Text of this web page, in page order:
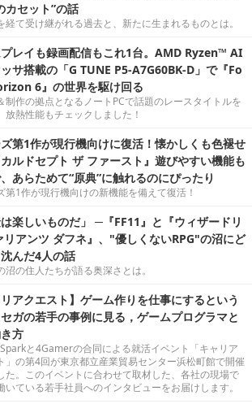
カセット”の話
経て受け継がれる過去と、新たに生まれるものとは。
レイも録画配信もこれ1台。AMD Ryzen™ AI
サ搭載の「G TUNE P5-A7G60BK-D」で『Fo
6』の世界を駆け回る
制作の拠点となるノートPCで話題のレースタイトルを
放熱性能もチェックしました！
第1作が現行機向けに復活！懐かしくも色褪せ
ルドセプト ザ ファースト』遊びやすい機能も
あらためて“原典”に触れるのにぴったり
第1作が現行機向けの新機能を備えて復活！
は楽しいものだ」 ─『FF11』と『ウィザードリ
リアンツ ダフネ』、"優しくないRPG"の沼にど
んだ4人の話
沼の住人たちが語る奥深さとは。
リアクエスト】ゲーム作りを仕事にするという
ガの若手の事例に見る，ゲームプログラマと
方
と4Gamerの合同による就活イベント「キャリア
」の第4回が東京都立産業貿易センター浜松町館で開催
た。このイベントに合わせて取材した、各社の現場で
いている若手社員へのインタビューをお届けします。